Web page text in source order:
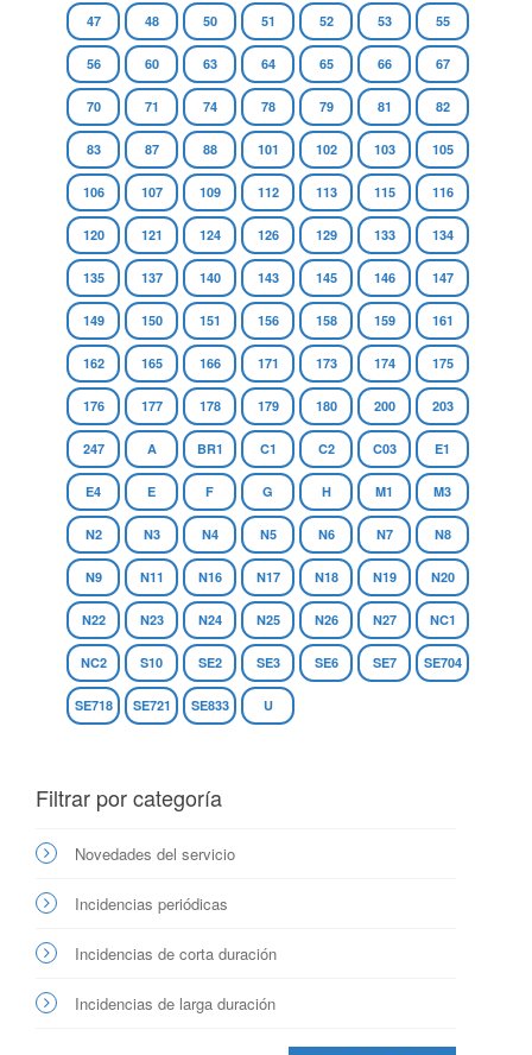
47 48 50 51 52 53 55
56 60 63 64 65 66 67
70 71 74 78 79 81 82
83 87 88 101 102 103 105
106 107 109 112 113 115 116
120 121 124 126 129 133 134
135 137 140 143 145 146 147
149 150 151 156 158 159 161
162 165 166 171 173 174 175
176 177 178 179 180 200 203
247 A BR1 C1 C2 C03 E1
E4 E F G H M1 M3
N2 N3 N4 N5 N6 N7 N8
N9 N11 N16 N17 N18 N19 N20
N22 N23 N24 N25 N26 N27 NC1
NC2 S10 SE2 SE3 SE6 SE7 SE704
SE718 SE721 SE833 U
Filtrar por categoría
Novedades del servicio
Incidencias periódicas
Incidencias de corta duración
Incidencias de larga duración